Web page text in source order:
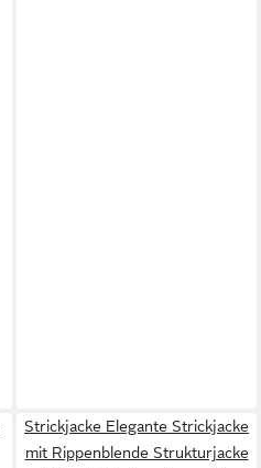
Strickjacke Elegante Strickjacke
mit Rippenblende Strukturjacke